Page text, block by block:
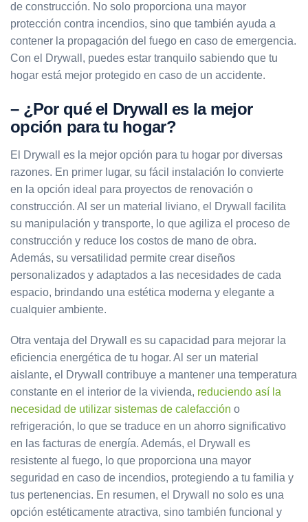
de construcción. No solo proporciona una mayor
protección contra incendios, sino que también ayuda a
contener la propagación del fuego en caso de emergencia.
Con el Drywall, puedes estar tranquilo sabiendo que tu
hogar está mejor protegido en caso de un accidente.
– ¿Por qué el Drywall es la mejor
opción para tu hogar?
El Drywall es la mejor opción para tu hogar por diversas
razones. En primer lugar, su fácil instalación lo convierte
en la opción ideal para proyectos de renovación o
construcción. Al ser un material liviano, el Drywall facilita
su manipulación y transporte, lo que agiliza el proceso de
construcción y reduce los costos de mano de obra.
Además, su versatilidad permite crear diseños
personalizados y adaptados a las necesidades de cada
espacio, brindando una estética moderna y elegante a
cualquier ambiente.
Otra ventaja del Drywall es su capacidad para mejorar la
eficiencia energética de tu hogar. Al ser un material
aislante, el Drywall contribuye a mantener una temperatura
constante en el interior de la vivienda, reduciendo así la
necesidad de utilizar sistemas de calefacción o
refrigeración, lo que se traduce en un ahorro significativo
en las facturas de energía. Además, el Drywall es
resistente al fuego, lo que proporciona una mayor
seguridad en caso de incendios, protegiendo a tu familia y
tus pertenencias. En resumen, el Drywall no solo es una
opción estéticamente atractiva, sino también funcional y